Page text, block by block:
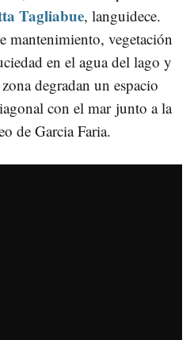
Tagliabue, languidece.
mantenimiento, vegetación
en el agua del lago y
degradan un espacio
con el mar junto a la
de Garcia Faria.